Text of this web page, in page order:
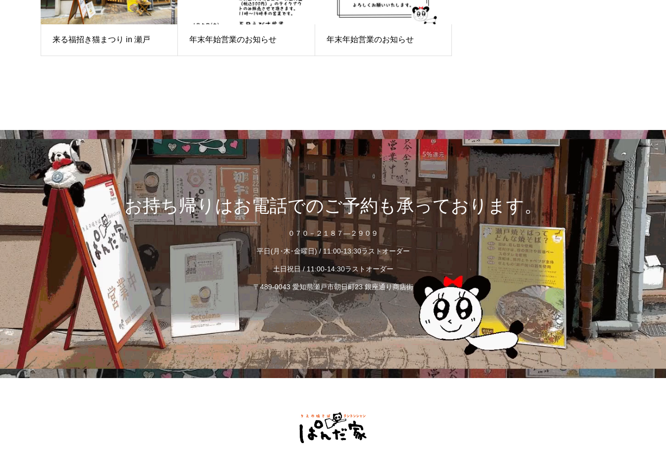
来る福招き猫まつり in 瀬戸 年末年始営業のお知らせ 年末年始営業のお知らせ
お持ち帰りはお電話でのご予約も承っております。
０７０－２１８７―２９０９
平日(月･木･金曜日) / 11:00-13:30ラストオーダー
土日祝日 / 11:00-14:30ラストオーダー
〒489-0043 愛知県瀬戸市朝日町23 銀座通り商店街